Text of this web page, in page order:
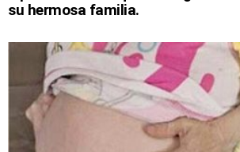
su hermosa familia.